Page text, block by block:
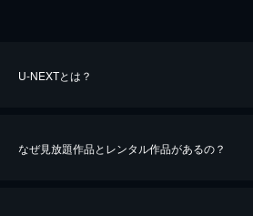
U-NEXTとは？
なぜ見放題作品とレンタル作品があるの？